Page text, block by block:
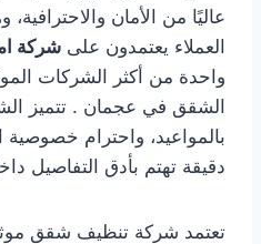
عاليًا من الأمان
العملاء يعتمدون على شركة
واحدة من أكثر الشركات
الشقق في عجمان . تتميز
بالمواعيد، واحترام خصوصية
دقيقة تهتم بأدق التفاصيل
تعتمد شركة تنظيف شقق